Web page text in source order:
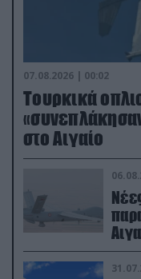
07.08.2026 | 00:02
Τουρκικά
στο Αιγαίο